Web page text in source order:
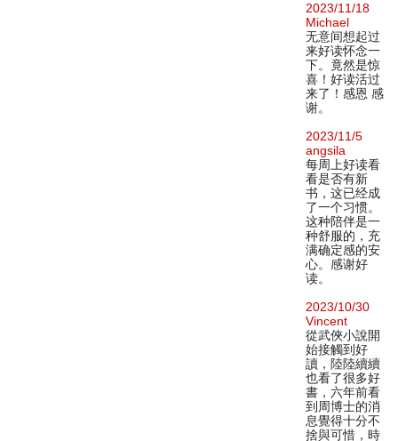
2023/11/18
Michael
无意间想起过
来好读怀念一
下。竟然是惊
喜！好读活过
来了！感恩 感
谢。
2023/11/5
angsila
每周上好读看
看是否有新
书，这已经成
了一个习惯。
这种陪伴是一
种舒服的，充
满确定感的安
心。感谢好
读。
2023/10/30
Vincent
從武俠小說開
始接觸到好
讀，陸陸續續
也看了很多好
書，六年前看
到周博士的消
息覺得十分不
捨與可惜，時